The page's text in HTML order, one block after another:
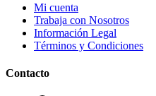
Mi cuenta
Trabaja con Nosotros
Información Legal
Términos y Condiciones
Contacto